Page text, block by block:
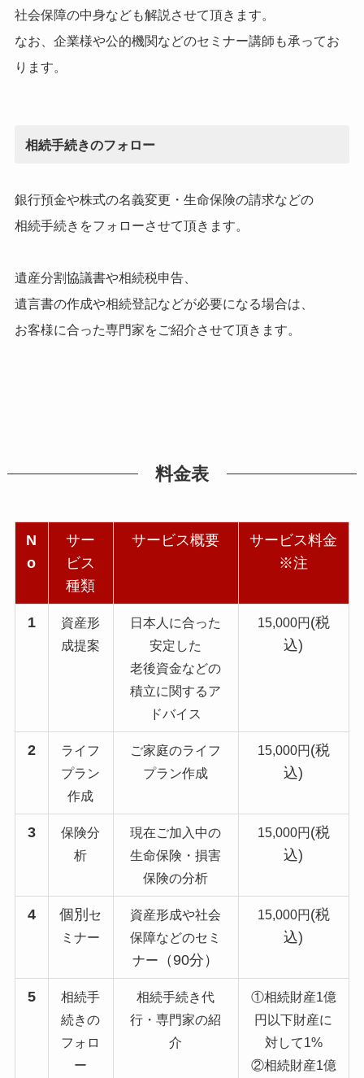
社会保障の中身なども解説させて頂きます。
なお、企業様や公的機関などのセミナー講師も承ってお
ります。
相続手続きのフォロー
銀行預金や株式の名義変更・生命保険の請求などの
相続手続きをフォローさせて頂きます。
遺産分割協議書や相続税申告、
遺言書の作成や相続登記などが必要になる場合は、
お客様に合った専門家をご紹介させて頂きます。
料金表
N
o
サー
ビス
種類
サービス概要
サービス料金
※注
1
資産形
成提案
日本人に合った
安定した
老後資金などの
積立に関するア
ドバイス
15,000円 (税
込)
2
ライフ
プラン
作成
ご家庭のライフ
プラン作成
15,000円 (税
込)
3
保険分
析
現在ご加入中の
生命保険・損害
保険の分析
15,000円 (税
込)
4 個別 セ
ミナー
資産形成や社会
保障などのセミ
ナー
（90分）
15,000円 (税
込)
5
相続手
続きの
フォロ
ー
相続手続き代
行・専門家の紹
介
①相続財産1億
円以下財産に
対して1%
②相続財産1億